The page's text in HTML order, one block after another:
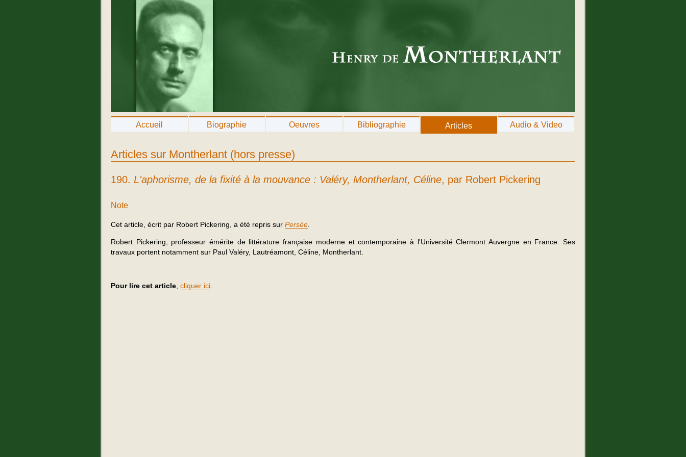
Accueil Biographie Oeuvres Bibliographie Articles Audio & Video
Articles sur Montherlant (hors presse)
190. L'aphorisme, de la fixité à la mouvance : Valéry, Montherlant, Céline, par Robert Pickering
Note
Cet article, écrit par Robert Pickering, a été repris sur Persée
Robert Pickering, professeur émérite de littérature française moderne et contemporaine à l'Université Clermont Auvergne en France. Ses
travaux portent notamment sur Paul Valéry, Lautréamont, Céline, Montherlant.
Pour lire cet article cliquer ici